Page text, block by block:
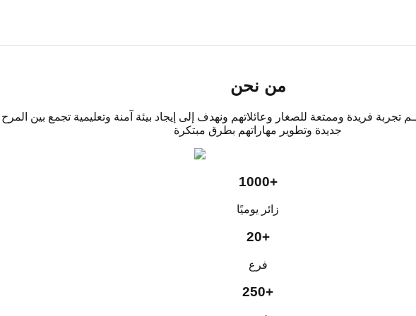
الردسي
من نحن
تجربة فريدة وممتعة للصغار وعائلاتهم ونهدف إلى إيجاد بيئة آمنة وتعليمية تجمع بين
جديدة وتطوير مهاراتهم بطرق مبتكرة
1000+
زائر يوميًا
20+
فرع
250+